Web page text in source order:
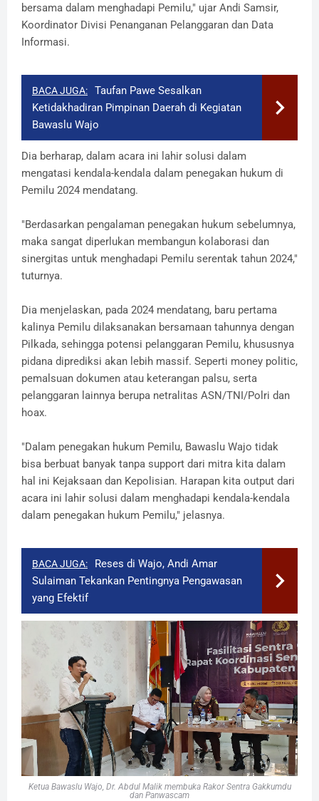
bersama dalam menghadapi Pemilu," ujar Andi Samsir,
Koordinator Divisi Penanganan Pelanggaran dan Data
Informasi.
BACA JUGA:
Taufan Pawe Sesalkan
Ketidakhadiran Pimpinan Daerah di Kegiatan
Bawaslu Wajo
Dia berharap, dalam acara ini lahir solusi dalam
mengatasi kendala-kendala dalam penegakan hukum di
Pemilu 2024 mendatang.
"Berdasarkan pengalaman penegakan hukum sebelumnya,
maka sangat diperlukan membangun kolaborasi dan
sinergitas untuk menghadapi Pemilu serentak tahun 2024,"
tuturnya.
Dia menjelaskan, pada 2024 mendatang, baru pertama
kalinya Pemilu dilaksanakan bersamaan tahunnya dengan
Pilkada, sehingga potensi pelanggaran Pemilu, khususnya
pidana diprediksi akan lebih massif. Seperti money politic,
pemalsuan dokumen atau keterangan palsu, serta
pelanggaran lainnya berupa netralitas ASN/TNI/Polri dan
hoax.
"Dalam penegakan hukum Pemilu, Bawaslu Wajo tidak
bisa berbuat banyak tanpa support dari mitra kita dalam
hal ini Kejaksaan dan Kepolisian. Harapan kita output dari
acara ini lahir solusi dalam menghadapi kendala-kendala
dalam penegakan hukum Pemilu," jelasnya.
BACA JUGA:
Reses di Wajo, Andi Amar
Sulaiman Tekankan Pentingnya Pengawasan
yang Efektif
Ketua Bawaslu Wajo, Dr. Abdul Malik membuka Rakor Sentra Gakkumdu
dan Panwascam